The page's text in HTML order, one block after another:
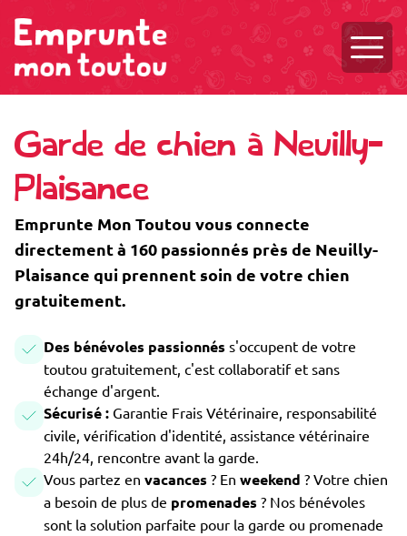
Garde de chien à Neuilly-
Plaisance
Emprunte Mon Toutou vous connecte
directement à 160 passionnés près de Neuilly-
Plaisance qui prennent soin de votre chien
gratuitement.
Des bénévoles passionnés s'occupent de votre
toutou gratuitement, c'est collaboratif et sans
échange d'argent.
Sécurisé : Garantie Frais Vétérinaire, responsabilité
civile, vérification d'identité, assistance vétérinaire
24h/24, rencontre avant la garde.
Vous partez en vacances ? En weekend ? Votre chien
a besoin de plus de promenades ? Nos bénévoles
sont la solution parfaite pour la garde ou promenade